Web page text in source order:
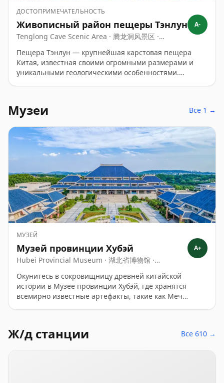
ДОСТОПРИМЕЧАТЕЛЬНОСТЬ
Живописный район пещеры Тэнлун
Tenglong Cave Scenic Area · 腾龙洞风景区 ·
A-
Пещера Тэнлун — крупнейшая карстовая пещера
Китая, известная своими огромными размерами и
уникальными геологическими особенностями.
увлекательным опытом для всех возрастов. Она
возможность полюбоваться величием природы.
Музеи Все 1 →
МУЗЕЙ
Музей провинции Хубэй
Hubei Provincial Museum · 湖北省博物馆 ·
A+
Окунитесь в сокровищницу древней китайской
истории в Музее провинции Хубэй, где хранятся
всемирно известные артефакты, такие как Меч
глубоким культурным опытом.
Ж/д станции Все 610 →